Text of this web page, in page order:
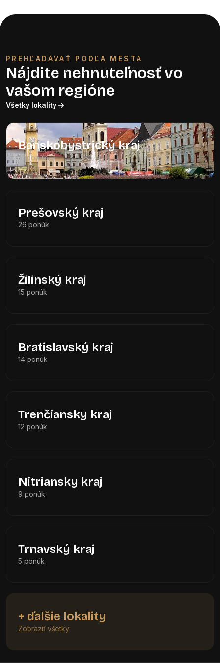
PREHĽADÁVAŤ PODĽA MESTA
Nájdite nehnuteľnosť vo
vašom regióne
Všetky lokality
Banskobystrický kraj
51 ponúk
Prešovský kraj
26 ponúk
Žilinský kraj
15 ponúk
Bratislavský kraj
14 ponúk
Trenčiansky kraj
12 ponúk
Nitriansky kraj
9 ponúk
Trnavský kraj
5 ponúk
+ ďalšie lokality
Zobraziť všetky